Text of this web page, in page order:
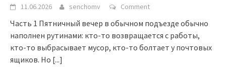
11.06.2026 senchomv Comment
Часть 1 Пятничный вечер в обычном подъезде обычно
наполнен рутинами: кто-то возвращается с работы,
кто-то выбрасывает мусор, кто-то болтает у почтовых
ящиков. Но [...]